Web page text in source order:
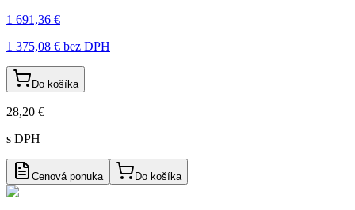
1 691,36 €
1 375,08 € bez DPH
Do košíka
28,20 €
s DPH
Cenová ponuka Do košíka